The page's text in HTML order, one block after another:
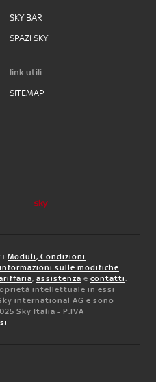
SKY BAR
SPAZI SKY
link utili
SITEMAP
i Moduli, Condizioni
informazioni sulle modifiche
, assistenza e contatti.
intellettuale in essi
international AG e sono
Sky Italia - P.IVA